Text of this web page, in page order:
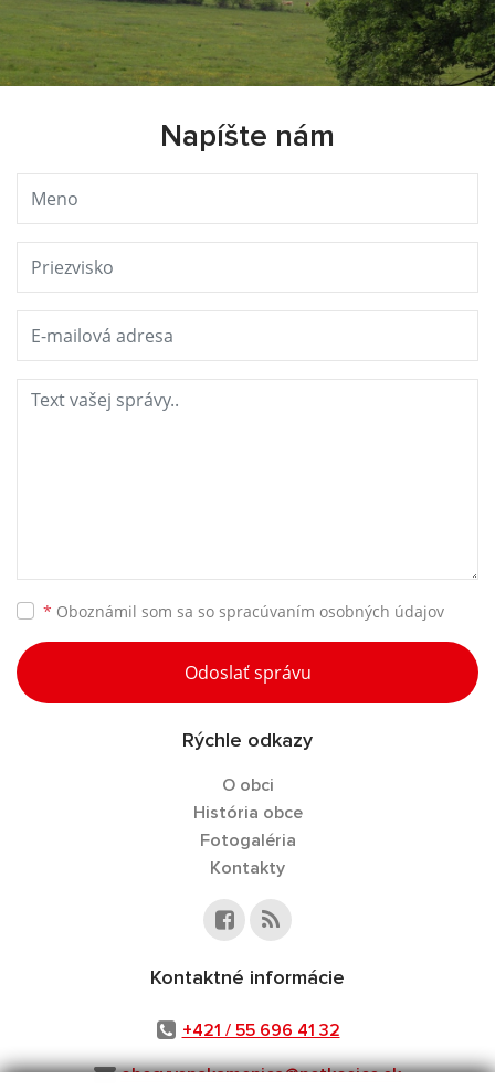
Napíšte nám
* Oboznámil som sa so spracúvaním osobných údajov
Odoslať správu
Rýchle odkazy
O obci
História obce
Fotogaléria
Kontakty
Kontaktné informácie
+421 / 55 696 41 32
obecvysnakamenica@netkosice.sk